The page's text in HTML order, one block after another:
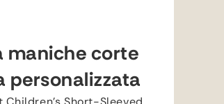
maniche corte
personalizzata